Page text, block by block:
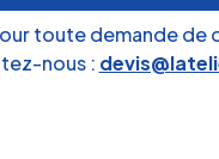
toute demande de
nous :